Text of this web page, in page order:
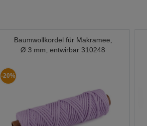
Baumwollkordel für Makramee,
Ø 3 mm, entwirbar 310248
-20%